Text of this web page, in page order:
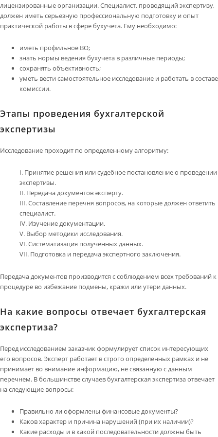
лицензированные организации. Специалист, проводящий экспертизу,
должен иметь серьезную профессиональную подготовку и опыт
практической работы в сфере бухучета. Ему необходимо:
иметь профильное ВО;
знать нормы ведения бухучета в различные периоды;
сохранять объективность;
уметь вести самостоятельное исследование и работать в составе
комиссии.
Этапы проведения бухгалтерской
экспертизы
Исследование проходит по определенному алгоритму:
Принятие решения или судебное постановление о проведении
экспертизы.
Передача документов эксперту.
Составление перечня вопросов, на которые должен ответить
специалист.
Изучение документации.
Выбор методики исследования.
Систематизация полученных данных.
Подготовка и передача экспертного заключения.
Передача документов производится с соблюдением всех требований к
процедуре во избежание подмены, кражи или утери данных.
На какие вопросы отвечает бухгалтерская
экспертиза?
Перед исследованием заказчик формулирует список интересующих
его вопросов. Эксперт работает в строго определенных рамках и не
принимает во внимание информацию, не связанную с данным
перечнем. В большинстве случаев бухгалтерская экспертиза отвечает
на следующие вопросы:
Правильно ли оформлены финансовые документы?
Каков характер и причина нарушений (при их наличии)?
Какие расходы и в какой последовательности должны быть